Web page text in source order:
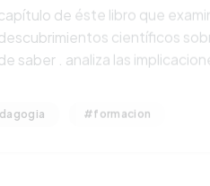
#formacion